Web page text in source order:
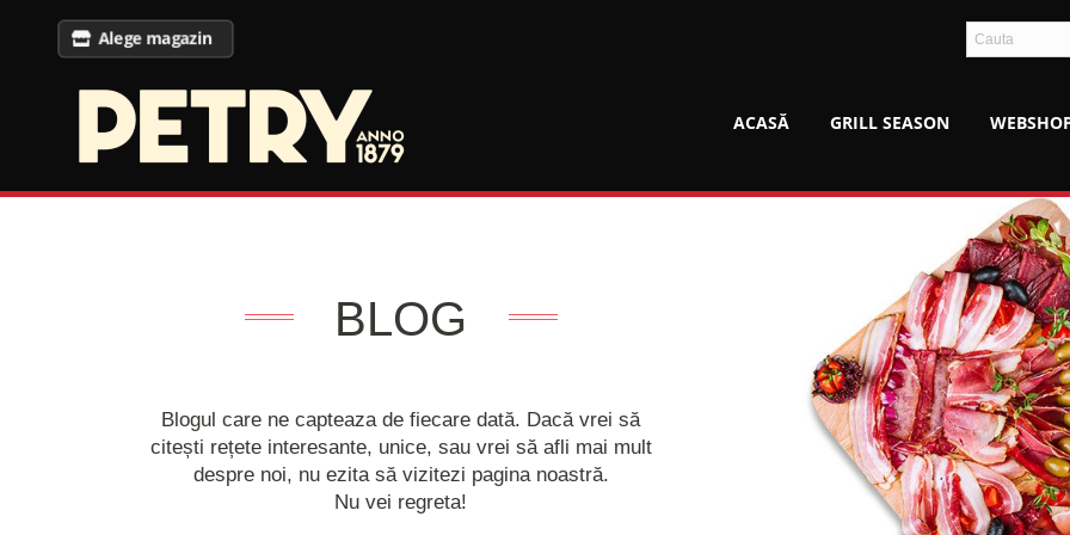
Alege magazin
ACASĂ GRILL SEASON
BLOG
Blogul care ne capteaza de fiecare dată. Dacă vrei să
citești rețete interesante, unice, sau vrei să afli mai mult
despre noi, nu ezita să vizitezi pagina noastră.
Nu vei regreta!